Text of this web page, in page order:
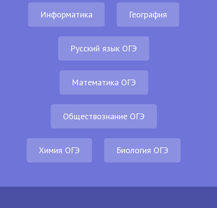
Информатика География
Русский язык ОГЭ
Математика ОГЭ
Обществознание ОГЭ
Химия ОГЭ Биология ОГЭ